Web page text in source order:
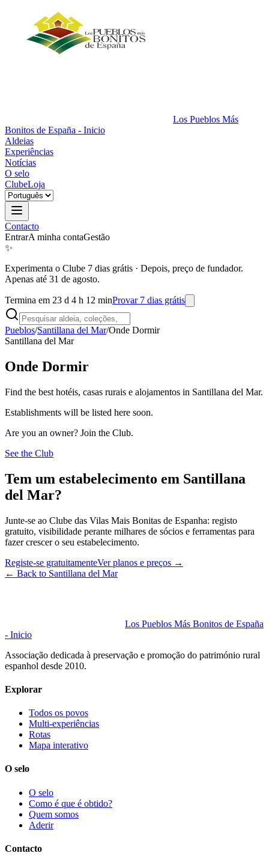
Los Pueblos Más
Bonitos de España - Inicio
Aldeias
Experiências
Notícias
O selo
ClubeLoja
Contacto
EntrarA minha contaGestão
✨
Experimenta o Clube 7 dias grátis · Depois, preço de fundador.
Apenas até 31 de agosto.
Termina em 23 d 4 h 12 minProvar 7 dias grátis
Pueblos/Santillana del Mar/Onde Dormir
Santillana del Mar
Onde Dormir
Find the best hotéis, casas rurais e alojamentos in Santillana del Mar.
Establishments will be listed here soon.
Are you an owner? Join the Club.
See the Club
Tem um estabelecimento em Santillana
del Mar?
Junte-se ao Clube das Vilas Mais Bonitas de Espanha: registo
gratuito, visibilidade perante milhares de sócios e ferramentas para
fazer crescer o seu estabelecimento.
Registe-se gratuitamenteVer planos e preços →
← Back to Santillana del Mar
Los Pueblos Más Bonitos de España
- Inicio
Associação dedicada à preservação e promoção do património rural
espanhol desde 2010.
Explorar
Todos os povos
Multi-experiências
Rotas
Mapa interativo
O selo
O selo
Como é que é obtido?
Quem somos
Aderir
Contacto